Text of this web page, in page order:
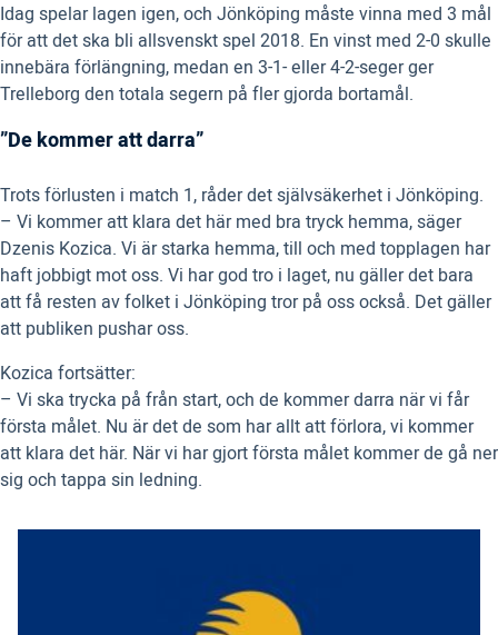
Idag spelar lagen igen, och Jönköping måste vinna med 3 mål
för att det ska bli allsvenskt spel 2018. En vinst med 2-0 skulle
innebära förlängning, medan en 3-1- eller 4-2-seger ger
Trelleborg den totala segern på fler gjorda bortamål.
”De kommer att darra”
Trots förlusten i match 1, råder det självsäkerhet i Jönköping.
– Vi kommer att klara det här med bra tryck hemma, säger
Dzenis Kozica. Vi är starka hemma, till och med topplagen har
haft jobbigt mot oss. Vi har god tro i laget, nu gäller det bara
att få resten av folket i Jönköping tror på oss också. Det gäller
att publiken pushar oss.
Kozica fortsätter:
– Vi ska trycka på från start, och de kommer darra när vi får
första målet. Nu är det de som har allt att förlora, vi kommer
att klara det här. När vi har gjort första målet kommer de gå ner
sig och tappa sin ledning.